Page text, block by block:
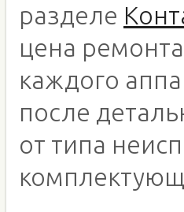
разделе
цена
каждого
после
от типа